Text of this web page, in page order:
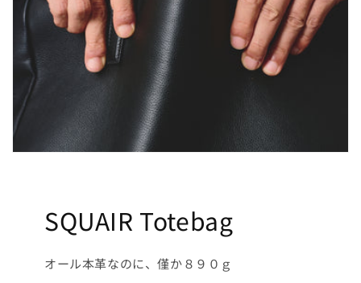
SQUAIR Totebag
オール本革なのに、僅か８９０ｇ